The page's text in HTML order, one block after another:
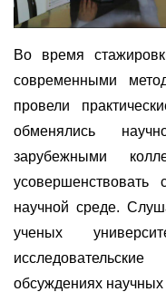
Во время
современными
провели
обменялись
зарубежными
научной среде.
ученых
обсуждениях научных